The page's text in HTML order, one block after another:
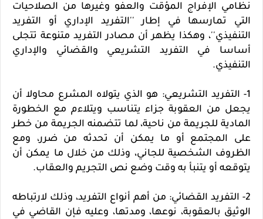
نظامي الإفراج المؤقت والعفو وغيرها من الصلاحيات
التي تمارسها في إطار ''التفريد الإداري أو التفريد
التنفيذي''، وهكذا يظهر أن مصادر التفريد متنوعة تتجلى
أساسا في التفريد التشريعي والقضائي والإداري
التنفيذي.
1- التفريد التشريعي: هو الذي يتولاه المشرع محاولا أن
يجعل من العقوبة جزاء يتناسب ويتلاءم مع الخطورة
المادية للجريمة من ناحية، لما تتضمنه الجريمة من خطر
على المجتمع أو ما يمكن أن تحدثه من ضرر، ومع
الظروف الشخصية للجاني، وذلك من خلال ما يمكن أن
يتوقعه أو يتنبأ به وقت وضع نص التجريم والعقاب.
2- التفريد القضائي: من أهم أنواع التفريد، وذلك لارتباطه
الوثيق بالعقوبة، نوعها، ومدتها، وعليه فإن القاضي في